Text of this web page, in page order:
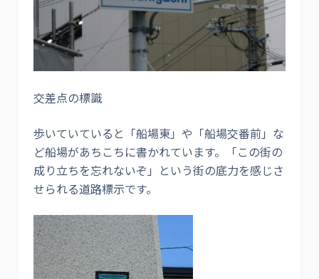
交差点の標識
歩いていていると「船場東」や「船場交番前」な
ど船場があちこちに書かれています。「この街の
成り立ちを忘れないぞ」という街の底力を感じさ
せられる道路標示です。